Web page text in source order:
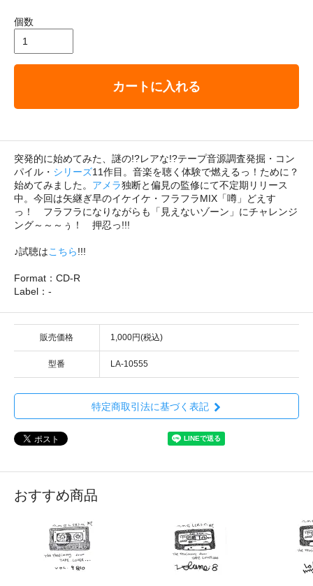
個数
カートに入れる
突発的に始めてみた、謎の!?レアな!?テープ音源調査発掘・コン
パイル・ シリーズ11作目。音楽を聴く体験で燃えるっ！ために？
始めてみました。 アメラ独断と偏見の監修にて不定期リリース
中。今回は矢継ぎ早のイケイケ・フラフラMIX「噂」どえす
っ！ フラフラになりながらも「見えないゾーン」にチャレンジ
ング～～～ぅ！ 押忍っ!!!
♪試聴はこちら!!!
Format：CD-R
Label：-
販売価格 1,000円(税込)
型番 LA-10555
特定商取引法に基づく表記
おすすめ商品